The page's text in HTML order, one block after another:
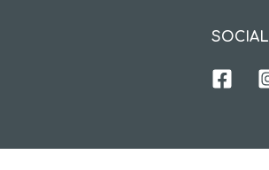
SOCIAL